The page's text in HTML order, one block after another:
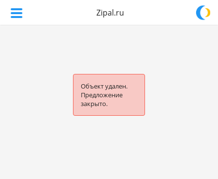
Zipal.ru
Объект удален.
Предложение
закрыто.